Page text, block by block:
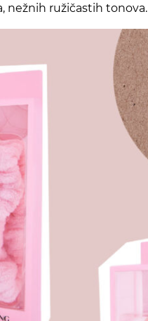
nežnih ružičastih tonova.